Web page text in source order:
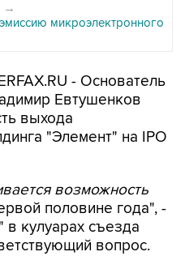
→
микроэлектронного
- Основатель
Евтушенков
выхода
"Элемент" на IPO
возможность
половине года", -
в кулуарах съезда
вопрос.